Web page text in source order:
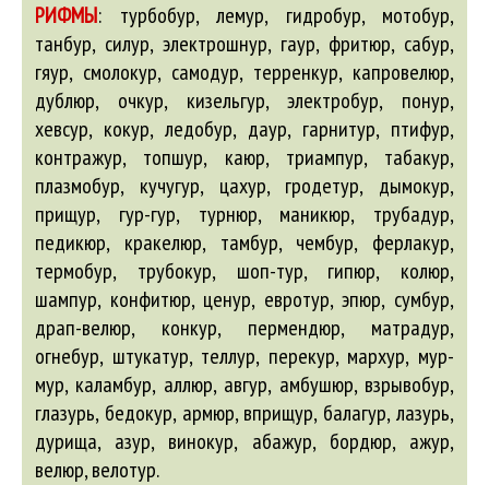
РИФМЫ: турбобур, лемур, гидробур, мотобур,
танбур, силур, электрошнур, гаур, фритюр, сабур,
гяур, смолокур, самодур, терренкур, капровелюр,
дублюр, очкур, кизельгур, электробур, понур,
хевсур, кокур, ледобур, даур, гарнитур, птифур,
контражур, топшур, каюр, триампур, табакур,
плазмобур, кучугур, цахур, гродетур, дымокур,
прищур, гур-гур, турнюр, маникюр, трубадур,
педикюр, кракелюр, тамбур, чембур, ферлакур,
термобур, трубокур, шоп-тур, гипюр, колюр,
шампур, конфитюр, ценур, евротур, эпюр, сумбур,
драп-велюр, конкур, пермендюр, матрадур,
огнебур, штукатур, теллур, перекур, мархур, мур-
мур, каламбур, аллюр, авгур, амбушюр, взрывобур,
глазурь, бедокур, армюр,вприщур, балагур, лазурь,
дурища, азур, винокур, абажур, бордюр, ажур,
велюр,велотур.